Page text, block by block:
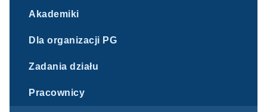
Akademiki
Dla organizacji PG
Zadania działu
Pracownicy